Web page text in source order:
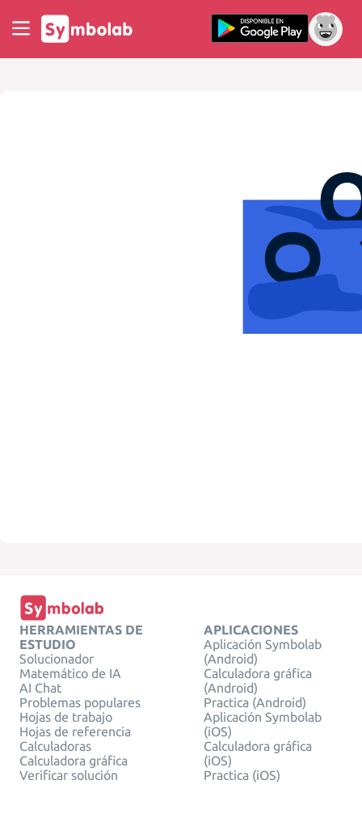
HERRAMIENTAS DE
ESTUDIO
Solucionador
Matemático de IA
AI Chat
Problemas populares
Hojas de trabajo
Hojas de referencia
Calculadoras
Calculadora gráfica
Verificar solución
APLICACIONES
Aplicación Symbolab
(Android)
Calculadora gráfica
(Android)
Practica (Android)
Aplicación Symbolab
(iOS)
Calculadora gráfica
(iOS)
Practica (iOS)